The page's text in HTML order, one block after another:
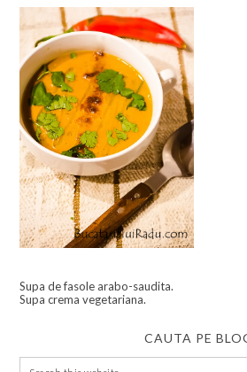
Supa de fasole arabo-saudita.
Supa crema vegetariana.
CAUTA PE